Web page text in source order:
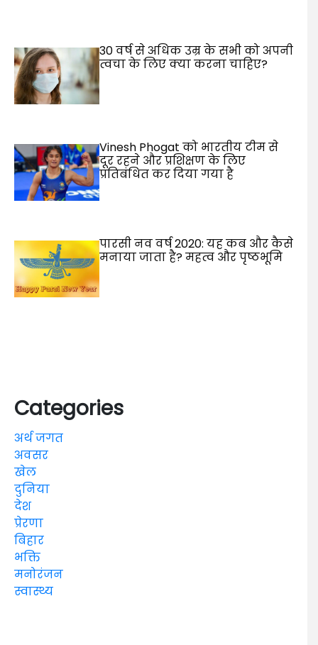
30 वर्ष से अधिक उम्र के सभी को अपनी
त्वचा के लिए क्या करना चाहिए?
Vinesh Phogat को भारतीय टीम से
दूर रहने और प्रशिक्षण के लिए
प्रतिबंधित कर दिया गया है
पारसी नव वर्ष 2020: यह कब और कैसे
मनाया जाता है? महत्व और पृष्ठभूमि
Categories
अर्थ जगत
अवसर
खेल
दुनिया
देश
प्रेरणा
बिहार
भक्ति
मनोरंजन
स्वास्थ्य